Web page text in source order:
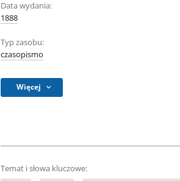
Data wydania:
1888
Typ zasobu:
czasopismo
Więcej
Temat i słowa kluczowe: